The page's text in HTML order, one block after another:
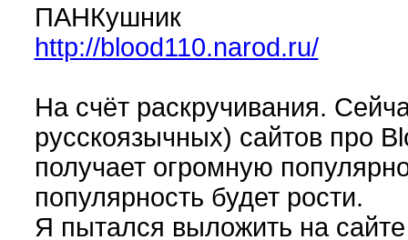
ПАНКушник
http://blood110.narod.ru/
На счёт раскручивания.
русскоязычных) сайтов про
получает огромную
популярность будет рости.
Я пытался выложить на